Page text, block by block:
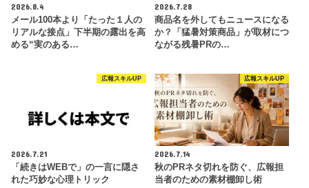
2026.8.4
メール100本より「たった１人の
リアルな接点」下半期の露出を高
める“実のある…
2026.7.28
商品名を外してもニュースになる
か？「猛暑対策商品」が取材につ
ながる残暑PRの…
広報スキルUP
2026.7.21
「続きはWEBで」の一言に隠さ
れた巧妙な心理トリック
広報スキルUP
2026.7.14
秋のPRネタ切れを防ぐ、広報担
当者のための素材棚卸し術